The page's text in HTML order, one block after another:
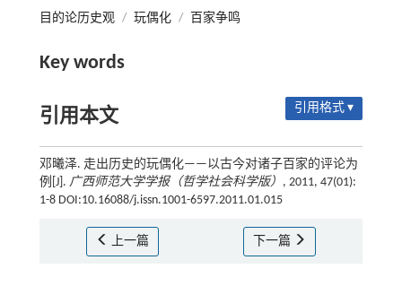
目的论历史观 / 玩偶化 / 百家争鸣
Key words
引用本文 引用格式 ▾
邓曦泽. 走出历史的玩偶化——以古今对诸子百家的评论为
例[J]. 广西师范大学学报（哲学社会科学版） , 2011, 47(01):
1-8 DOI:10.16088/j.issn.1001-6597.2011.01.015
上一篇 下一篇